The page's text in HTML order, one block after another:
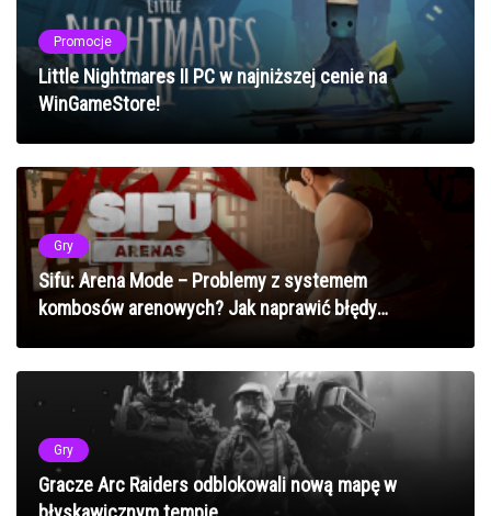
Promocje
Little Nightmares II PC w najniższej cenie na
WinGameStore!
Gry
Sifu: Arena Mode – Problemy z systemem
kombosów arenowych? Jak naprawić błędy
Gry
Gracze Arc Raiders odblokowali nową mapę w